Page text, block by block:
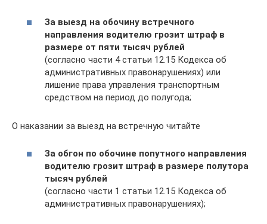
За выезд на обочину встречного
направления водителю грозит штраф в
размере от пяти тысяч рублей
(согласно части 4 статьи 12.15 Кодекса об
административных правонарушениях) или
лишение права управления транспортным
средством на период до полугода;
О наказании за выезд на встречную читайте
За обгон по обочине попутного направления
водителю грозит штраф в размере полутора
тысяч рублей
(согласно части 1 статьи 12.15 Кодекса об
административных правонарушениях);